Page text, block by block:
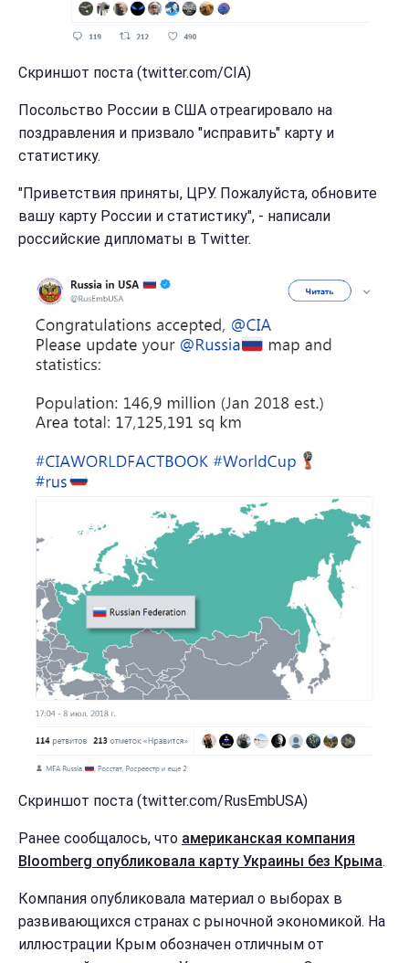
Скриншот поста (twitter.com/CIA)
Посольство России в США отреагировало на
поздравления и призвало "исправить" карту и
статистику.
"Приветствия приняты, ЦРУ. Пожалуйста, обновите
вашу карту России и статистику", - написали
российские дипломаты в Twitter.
Скриншот поста (twitter.com/RusEmbUSA)
Ранее сообщалось, что американская компания
Bloomberg опубликовала карту Украины без Крыма.
Компания опубликовала материал о выборах в
развивающихся странах с рыночной экономикой. На
иллюстрации Крым обозначен отличным от